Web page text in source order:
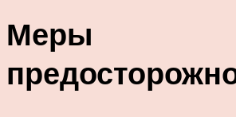
Меры